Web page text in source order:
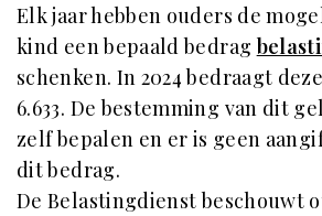
Elk jaar hebben ouders de
kind een bepaald bedrag
schenken. In 2024 bedraagt
6.633. De bestemming van dit
zelf bepalen en er is geen
dit bedrag.
De Belastingdienst beschouwt